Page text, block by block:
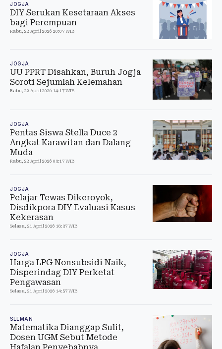
JOGJA
DIY Serukan Kesetaraan Akses
bagi Perempuan
Rabu, 22 April 2026 20:07 WIB
JOGJA
UU PPRT Disahkan, Buruh Jogja
Soroti Sejumlah Kelemahan
Rabu, 22 April 2026 14:17 WIB
JOGJA
Pentas Siswa Stella Duce 2
Angkat Karawitan dan Dalang
Muda
Rabu, 22 April 2026 03:17 WIB
JOGJA
Pelajar Tewas Dikeroyok,
Disdikpora DIY Evaluasi Kasus
Kekerasan
Selasa, 21 April 2026 18:37 WIB
JOGJA
Harga LPG Nonsubsidi Naik,
Disperindag DIY Perketat
Pengawasan
Selasa, 21 April 2026 14:57 WIB
SLEMAN
Matematika Dianggap Sulit,
Dosen UGM Sebut Metode
Hafalan Penyebabnya